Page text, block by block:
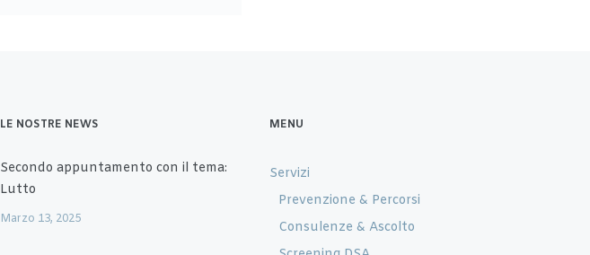
LE NOSTRE NEWS
Secondo appuntamento con il tema:
Lutto
Marzo 13, 2025
MENU
Servizi
Prevenzione & Percorsi
Consulenze & Ascolto